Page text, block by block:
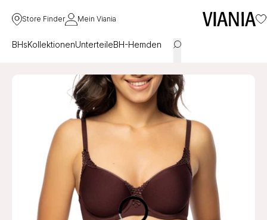
Store Finder Mein Viania
BHsKollektionenUnterteileBH-Hemden